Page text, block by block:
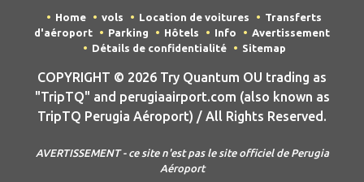
Home vols Location de voitures
Transferts
d'aéroport
Parking Hôtels Info
Avertissement
Détails de confidentialité
Sitemap
COPYRIGHT © 2026 Try Quantum OU trading as
"TripTQ" and perugiaairport.com (also known as
TripTQ Perugia Aéroport) / All Rights Reserved.
AVERTISSEMENT - ce site n'est pas le site officiel de Perugia
Aéroport